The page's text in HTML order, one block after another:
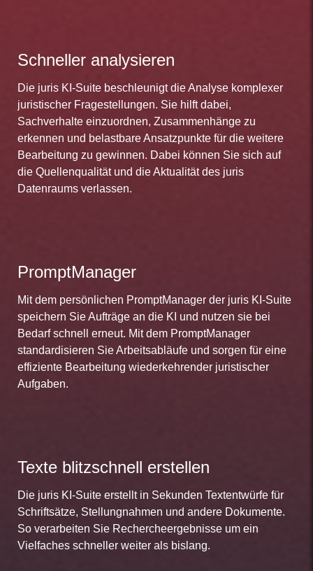
Schneller analysieren
Die juris KI-Suite beschleunigt die Analyse komplexer
juristischer Fragestellungen. Sie hilft dabei,
Sachverhalte einzuordnen, Zusammenhänge zu
erkennen und belastbare Ansatzpunkte für die weitere
Bearbeitung zu gewinnen. Dabei können Sie sich auf
die Quellenqualität und die Aktualität des juris
Datenraums verlassen.
PromptManager
Mit dem persönlichen PromptManager der juris KI-Suite
speichern Sie Aufträge an die KI und nutzen sie bei
Bedarf schnell erneut. Mit dem PromptManager
standardisieren Sie Arbeitsabläufe und sorgen für eine
effiziente Bearbeitung wiederkehrender juristischer
Aufgaben.
Texte blitzschnell erstellen
Die juris KI-Suite erstellt in Sekunden Textentwürfe für
Schriftsätze, Stellungnahmen und andere Dokumente.
So verarbeiten Sie Rechercheergebnisse um ein
Vielfaches schneller weiter als bislang.